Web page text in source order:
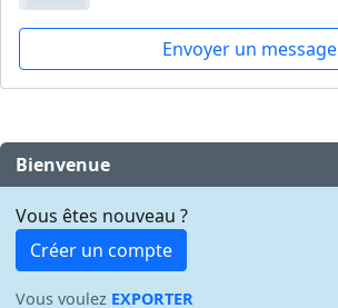
Envoyer un message
Bienvenue
Vous êtes nouveau ?
Créer un compte
Vous voulez EXPORTER